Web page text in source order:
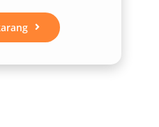
untuk
beberapa mobil kecil,